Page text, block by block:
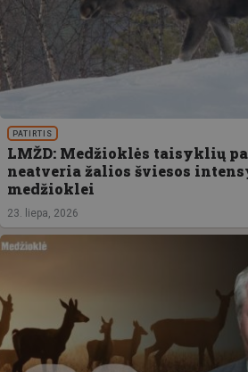
PATIRTIS
LMŽD: Medžioklės taisyklių
neatveria žalios šviesos
medžioklei
23. liepa, 2026